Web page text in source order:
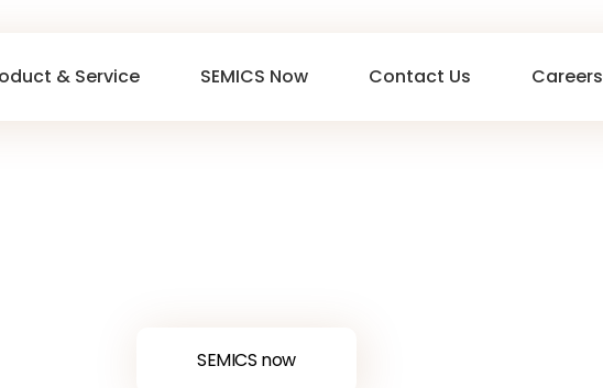
& Service SEMICS Now Contact Us Careers
SEMICS now